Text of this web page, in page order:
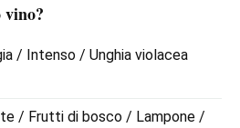
vino?
/ Intenso / Unghia violacea
/ Frutti di bosco / Lampone /